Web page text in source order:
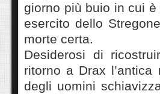
giorno più buio in cui è
esercito dello
morte certa.
Desiderosi di
ritorno a Drax l’antica
degli uomini